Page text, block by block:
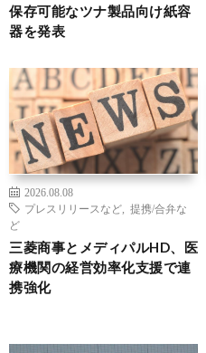
保存可能なツナ製品向け紙容
器を発表
2026.08.08
プレスリリースなど
提携/合弁な
ど
三菱商事とメディパルHD、医
療機関の経営効率化支援で連
携強化